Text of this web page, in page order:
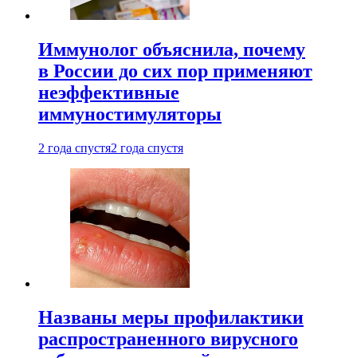
Иммунолог объяснила, почему
в России до сих пор применяют
неэффективные
иммуностимуляторы
2 года спустя2 года спустя
Названы меры профилактики
распространенного вирусного